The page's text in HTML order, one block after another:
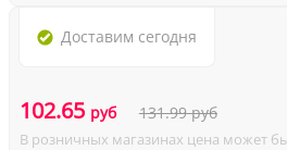
Доставим сегодня
102.65 руб 131.99руб
В розничных магазинах цена может